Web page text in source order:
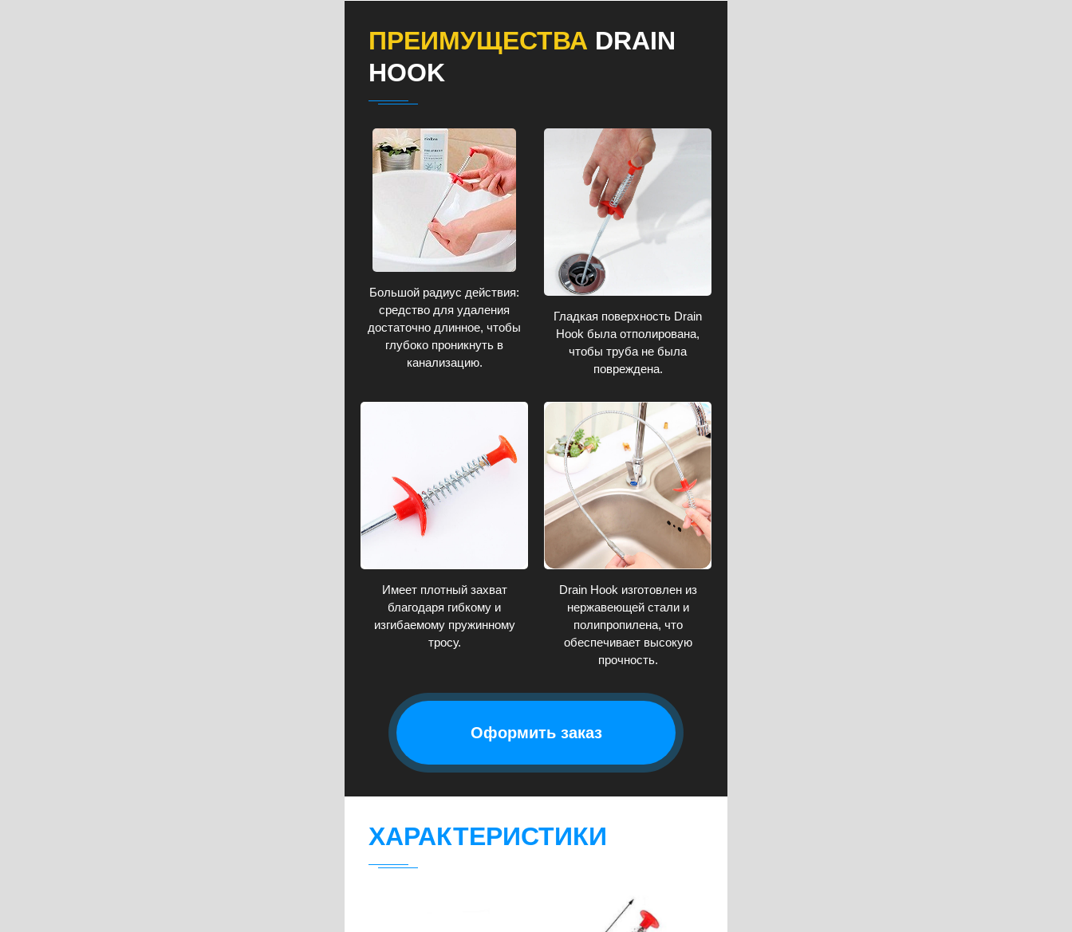
ПРЕИМУЩЕСТВА DRAIN
HOOK
Большой радиус действия:
средство для удаления
достаточно длинное, чтобы
глубоко проникнуть в
канализацию.
Гладкая поверхность Drain
Hook была отполирована,
чтобы труба не была
повреждена.
Имеет плотный захват
благодаря гибкому и
изгибаемому пружинному
тросу.
Drain Hook изготовлен из
нержавеющей стали и
полипропилена, что
обеспечивает высокую
прочность.
Оформить заказ
ХАРАКТЕРИСТИКИ